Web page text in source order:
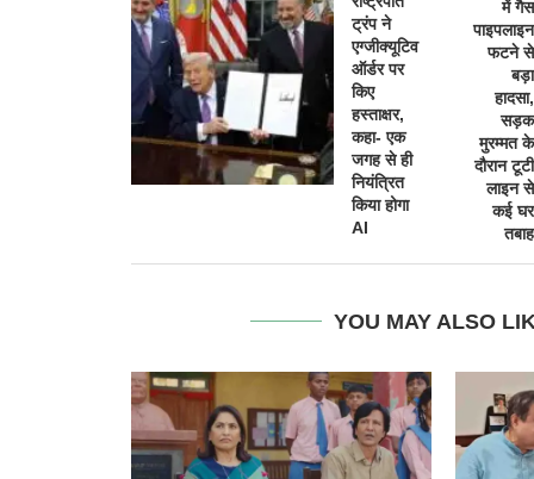
ट्रंप ने
एग्जीक्यूटिव
ऑर्डर पर
किए
हस्ताक्षर,
कहा- एक
जगह से ही
नियंत्रित
किया होगा
AI
में गैस
पाइपलाइन
फटने से
बड़ा
हादसा,
सड़क
मुरम्मत के
दौरान टूटी
लाइन से
कई घर
तबाह
YOU MAY ALSO